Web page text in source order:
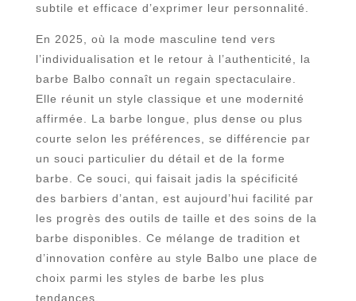
subtile et efficace d’exprimer leur personnalité.
En 2025, où la mode masculine tend vers
l’individualisation et le retour à l’authenticité, la
barbe Balbo connaît un regain spectaculaire.
Elle réunit un style classique et une modernité
affirmée. La barbe longue, plus dense ou plus
courte selon les préférences, se différencie par
un souci particulier du détail et de la forme
barbe. Ce souci, qui faisait jadis la spécificité
des barbiers d’antan, est aujourd’hui facilité par
les progrès des outils de taille et des soins de la
barbe disponibles. Ce mélange de tradition et
d’innovation confère au style Balbo une place de
choix parmi les styles de barbe les plus
tendances.